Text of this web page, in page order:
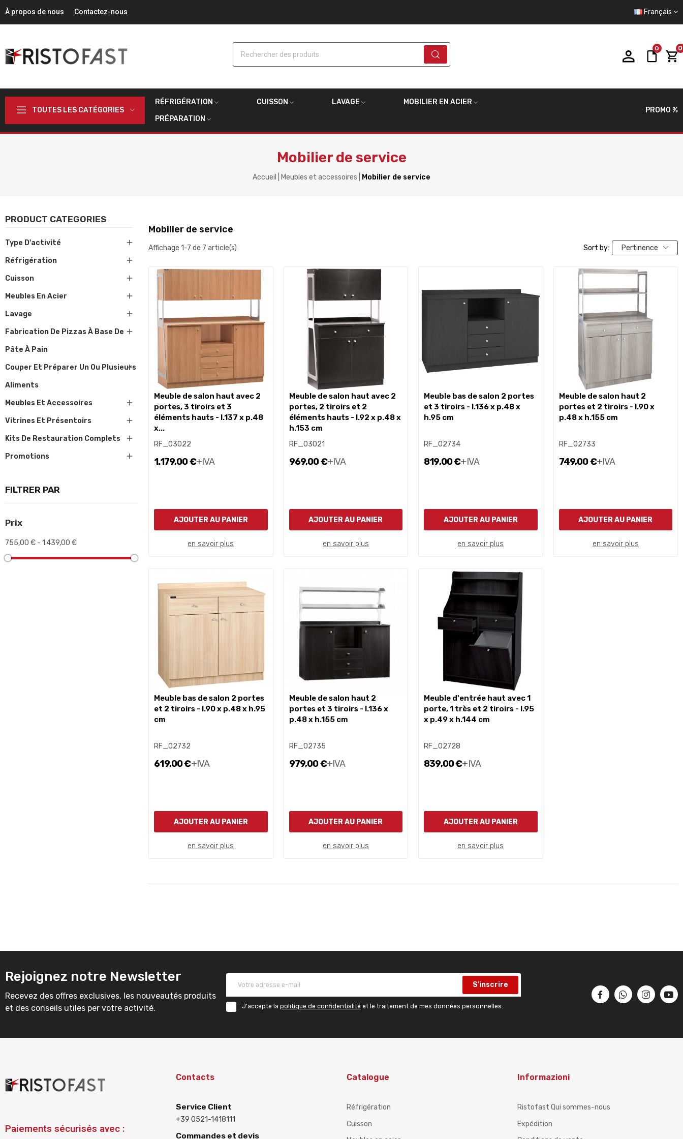
À propos de nous Contactez-nous Français
Rechercher des produits
0 0
TOUTES LES CATÉGORIES
RÉFRIGÉRATION CUISSON LAVAGE
MOBILIER EN ACIER
PRÉPARATION
PROMO %
Mobilier de service
Accueil Meubles et accessoires Mobilier de service
PRODUCT CATEGORIES
Type D'activité 
Réfrigération 
Cuisson 
Meubles En Acier 
Lavage 
Fabrication De Pizzas À Base De
Pâte À Pain

Couper Et Préparer Un Ou Plusieurs
Aliments

Meubles Et Accessoires 
Vitrines Et Présentoirs 
Kits De Restauration Complets 
Promotions 
FILTRER PAR
Prix
755,00 € - 1 439,00 €
Mobilier de service
Affichage 1-7 de 7 article(s) Sort by: Pertinence
meuble de salon haut avec 2
portes, 3 tiroirs et 3
éléments hauts - l.137 x p.48
x...
RF_03022
1.179,00 €+IVA
AJOUTER AU PANIER
en savoir plus
meuble de salon haut avec 2
portes, 2 tiroirs et 2
éléments hauts - l.92 x p.48 x
h.153 cm
RF_03021
969,00 €+IVA
AJOUTER AU PANIER
en savoir plus
meuble bas de salon 2 portes
et 3 tiroirs - l.136 x p.48 x
h.95 cm
RF_02734
819,00 €+IVA
AJOUTER AU PANIER
en savoir plus
meuble de salon haut 2
portes et 2 tiroirs - l.90 x
p.48 x h.155 cm
RF_02733
749,00 €+IVA
AJOUTER AU PANIER
en savoir plus
meuble bas de salon 2 portes
et 2 tiroirs - l.90 x p.48 x h.95
cm
RF_02732
619,00 €+IVA
AJOUTER AU PANIER
en savoir plus
meuble de salon haut 2
portes et 3 tiroirs - l.136 x
p.48 x h.155 cm
RF_02735
979,00 €+IVA
AJOUTER AU PANIER
en savoir plus
meuble d'entrée haut avec 1
porte, 1 très et 2 tiroirs - l.95
x p.49 x h.144 cm
RF_02728
839,00 €+IVA
AJOUTER AU PANIER
en savoir plus
Rejoignez notre Newsletter
Recevez des offres exclusives, les nouveautés produits
et des conseils utiles per votre activité.
S'inscrire
J'accepte lapolitique de confidentialité et le traitement de mes données personnelles.
Paiements sécurisés avec :
Contacts
Service Client
+39 0521-1418111
Commandes et devis
Catalogue
Réfrigération
Cuisson
Informazioni
Ristofast Qui sommes-nous
Expédition